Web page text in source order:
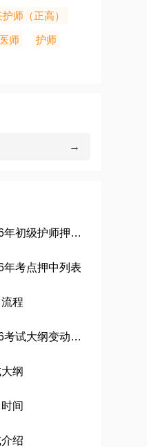
师（正高）
医师 护师
→
初级护师(203)->2026年初级护师押中报告
年考点押中列表
程
初级护师(203)->2026考试大纲变动汇总
纲
间
绍